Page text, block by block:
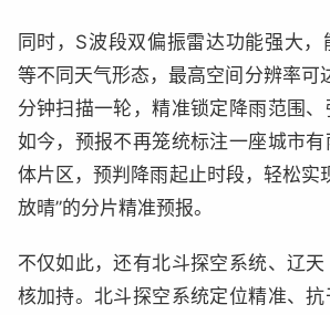
同时，S波段双偏振雷达功能强大
等不同天气形态，最高空间分辨率
分钟扫描一轮，精准锁定降雨范围、
如今，预报不再笼统标注一座城市
体片区，预判降雨起止时段，轻松实
放晴”的分片精准预报。
不仅如此，还有北斗探空系统、辽
核加持。北斗探空系统定位精准、